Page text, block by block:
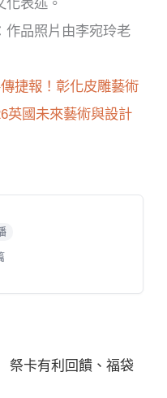
表述。
作品照片由李宛玲老
捷報！彰化皮雕藝術
國未來藝術與設計
祭卡有利回饋、福袋